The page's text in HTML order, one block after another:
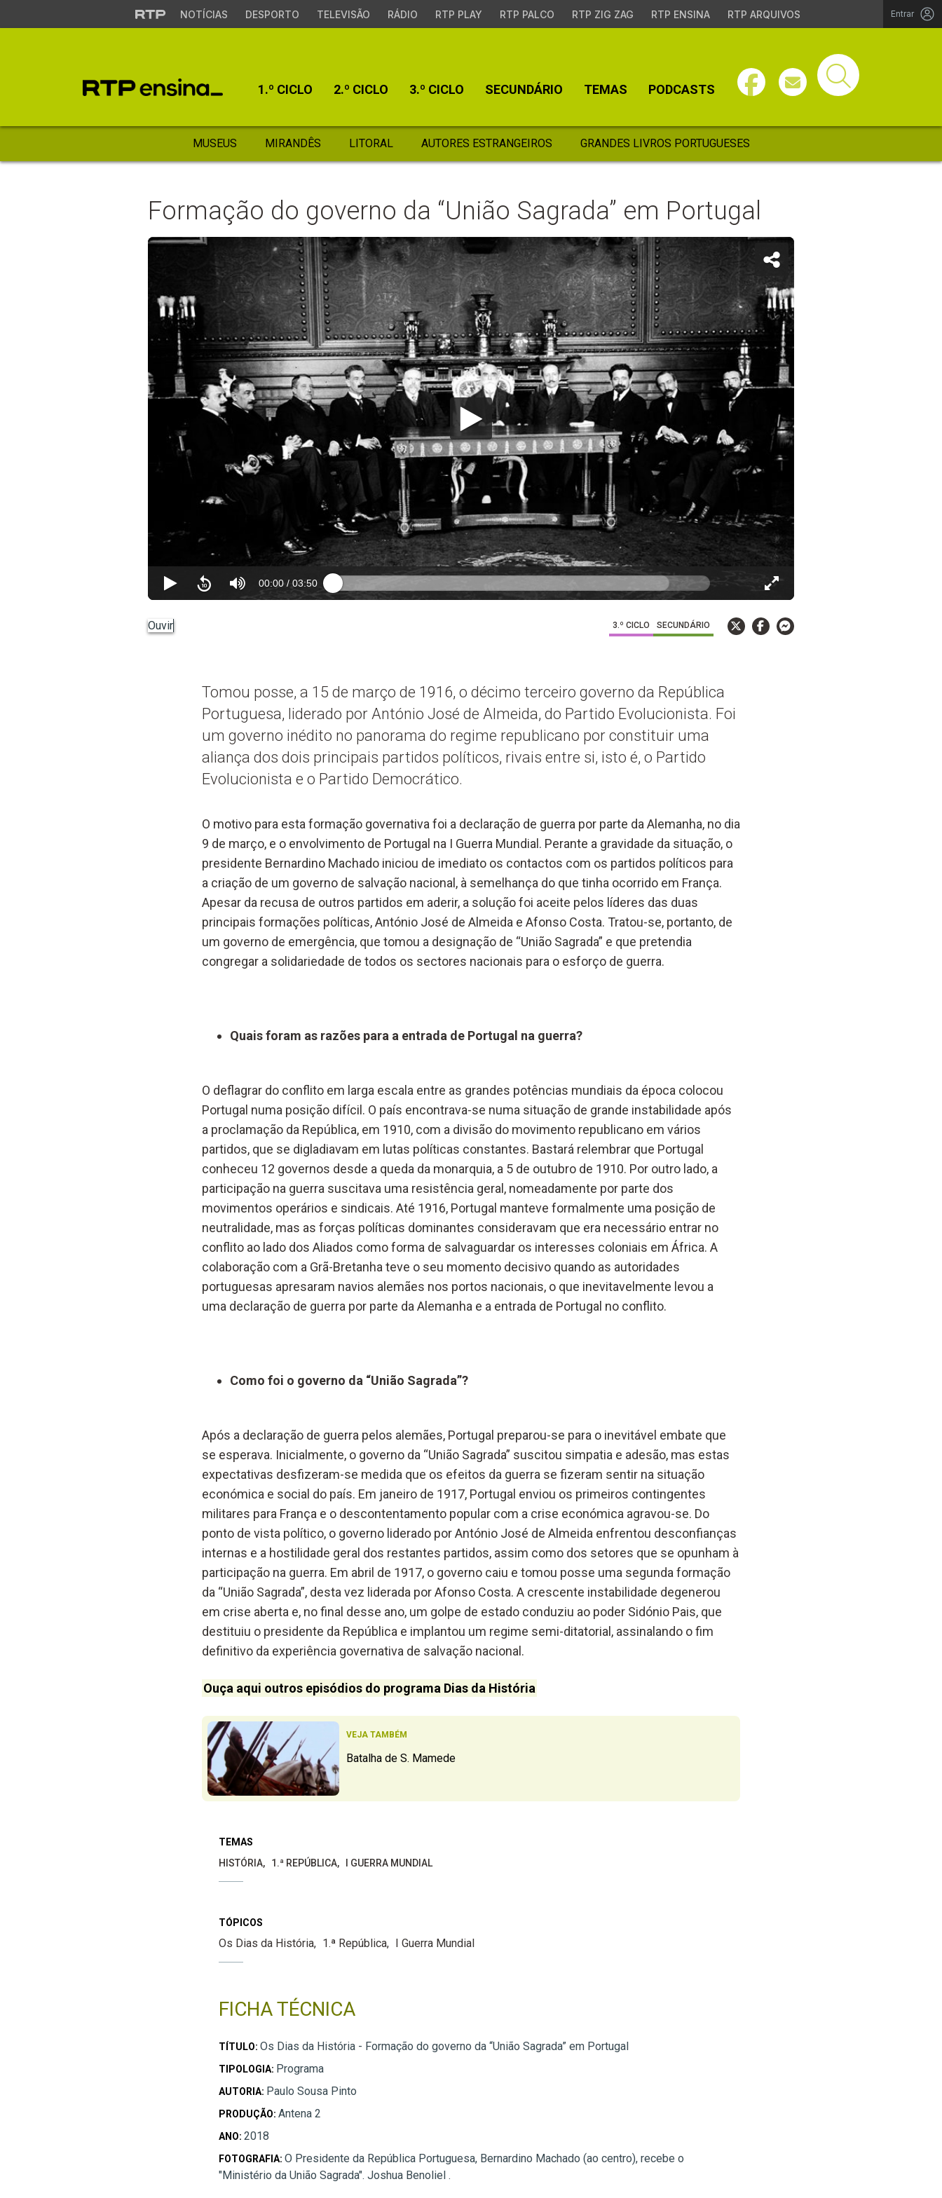
NOTÍCIAS DESPORTO TELEVISÃO RÁDIO RTP PLAY RTP PALCO RTP ZIG ZAG RTP ENSINA RTP ARQUIVOS Entrar
1.º CICLO 2.º CICLO 3.º CICLO SECUNDÁRIO TEMAS PODCASTS
MUSEUS MIRANDÊS LITORAL AUTORES ESTRANGEIROS GRANDES LIVROS PORTUGUESES
Formação do governo da “União Sagrada” em Portugal
00:00 / 03:50
Ouvir 3.º CICLO SECUNDÁRIO
Tomou posse, a 15 de março de 1916, o décimo terceiro governo da República
Portuguesa, liderado por António José de Almeida, do Partido Evolucionista. Foi
um governo inédito no panorama do regime republicano por constituir uma
aliança dos dois principais partidos políticos, rivais entre si, isto é, o Partido
Evolucionista e o Partido Democrático.
O motivo para esta formação governativa foi a declaração de guerra por parte da Alemanha, no dia
9 de março, e o envolvimento de Portugal na I Guerra Mundial. Perante a gravidade da situação, o
presidente Bernardino Machado iniciou de imediato os contactos com os partidos políticos para
a criação de um governo de salvação nacional, à semelhança do que tinha ocorrido em França.
Apesar da recusa de outros partidos em aderir, a solução foi aceite pelos líderes das duas
principais formações políticas, António José de Almeida e Afonso Costa. Tratou-se, portanto, de
um governo de emergência, que tomou a designação de “União Sagrada” e que pretendia
congregar a solidariedade de todos os sectores nacionais para o esforço de guerra.
Quais foram as razões para a entrada de Portugal na guerra?
O deflagrar do conflito em larga escala entre as grandes potências mundiais da época colocou
Portugal numa posição difícil. O país encontrava-se numa situação de grande instabilidade após
a proclamação da República, em 1910, com a divisão do movimento republicano em vários
partidos, que se digladiavam em lutas políticas constantes. Bastará relembrar que Portugal
conheceu 12 governos desde a queda da monarquia, a 5 de outubro de 1910. Por outro lado, a
participação na guerra suscitava uma resistência geral, nomeadamente por parte dos
movimentos operários e sindicais. Até 1916, Portugal manteve formalmente uma posição de
neutralidade, mas as forças políticas dominantes consideravam que era necessário entrar no
conflito ao lado dos Aliados como forma de salvaguardar os interesses coloniais em África. A
colaboração com a Grã-Bretanha teve o seu momento decisivo quando as autoridades
portuguesas apresaram navios alemães nos portos nacionais, o que inevitavelmente levou a
uma declaração de guerra por parte da Alemanha e a entrada de Portugal no conflito.
Como foi o governo da “União Sagrada”?
Após a declaração de guerra pelos alemães, Portugal preparou-se para o inevitável embate que
se esperava. Inicialmente, o governo da “União Sagrada” suscitou simpatia e adesão, mas estas
expectativas desfizeram-se medida que os efeitos da guerra se fizeram sentir na situação
económica e social do país. Em janeiro de 1917, Portugal enviou os primeiros contingentes
militares para França e o descontentamento popular com a crise económica agravou-se. Do
ponto de vista político, o governo liderado por António José de Almeida enfrentou desconfianças
internas e a hostilidade geral dos restantes partidos, assim como dos setores que se opunham à
participação na guerra. Em abril de 1917, o governo caiu e tomou posse uma segunda formação
da “União Sagrada”, desta vez liderada por Afonso Costa. A crescente instabilidade degenerou
em crise aberta e, no final desse ano, um golpe de estado conduziu ao poder Sidónio Pais, que
destituiu o presidente da República e implantou um regime semi-ditatorial, assinalando o fim
definitivo da experiência governativa de salvação nacional.
Ouça aqui outros episódios do programa Dias da História
VEJA TAMBÉM
Batalha de S. Mamede
TEMAS
HISTÓRIA
1.ª REPÚBLICA I GUERRA MUNDIAL
TÓPICOS
Os Dias da História 1.ª República I Guerra Mundial
FICHA TÉCNICA
TÍTULO: Os Dias da História - Formação do governo da “União Sagrada” em Portugal
TIPOLOGIA: Programa
AUTORIA: Paulo Sousa Pinto
PRODUÇÃO: Antena 2
ANO: 2018
FOTOGRAFIA: O Presidente da República Portuguesa, Bernardino Machado (ao centro), recebe o
"Ministério da União Sagrada". Joshua Benoliel .